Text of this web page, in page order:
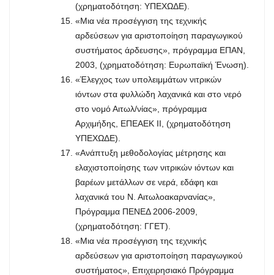
(χρηματοδότηση: ΥΠΕΧΩΔΕ).
«Μια νέα προσέγγιση της τεχνικής
αρδεύσεων για αριστοποίηση παραγωγικού
συστήματος άρδευσης», πρόγραμμα ΕΠΑΝ,
2003, (χρηματοδότηση: Ευρωπαϊκή Ένωση).
«Έλεγχος των υπολειμμάτων νιτρικών
ιόντων στα φυλλώδη λαχανικά και στο νερό
στο νομό Αιτωλ/νίας», πρόγραμμα
Αρχιμήδης, ΕΠΕΑΕΚ ΙΙ, (χρηματοδότηση
ΥΠΕΧΩΔΕ).
«Ανάπτυξη μεθοδολογίας μέτρησης και
ελαχιστοποίησης των νιτρικών ιόντων και
βαρέων μετάλλων σε νερά, εδάφη και
λαχανικά του Ν. Αιτωλοακαρνανίας»,
Πρόγραμμα ΠΕΝΕΔ 2006-2009,
(χρηματοδότηση: ΓΓΕΤ).
«Μια νέα προσέγγιση της τεχνικής
αρδεύσεων για αριστοποίηση παραγωγικού
συστήματος», Επιχειρησιακό Πρόγραμμα